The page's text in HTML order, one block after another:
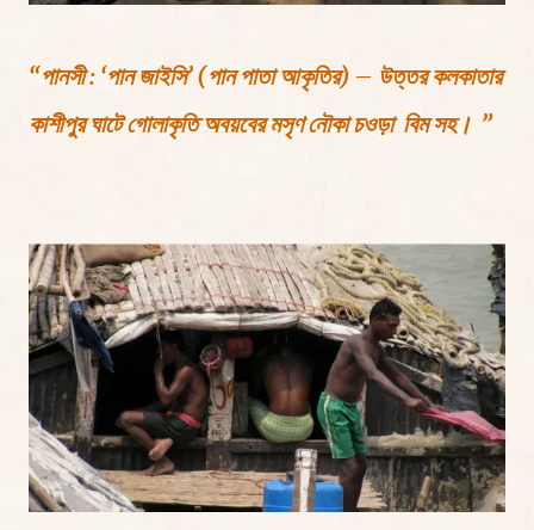
“পানসী : ‘পান জাইসি’ (পান পাতা আকৃতির) – উত্তর কলকাতার
কাশীপুর ঘাটে গোলাকৃতি অবয়বের মসৃণ নৌকা চওড়া বিম সহ। ”